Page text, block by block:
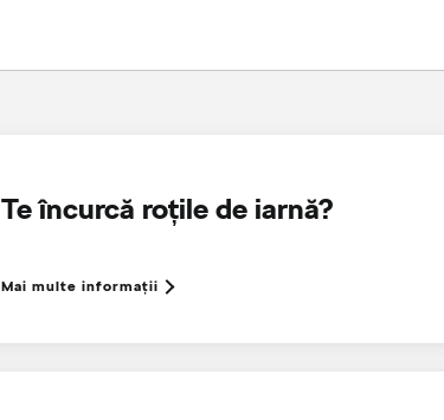
Te încurcă roțile de iarnă?
Mai multe informaţii